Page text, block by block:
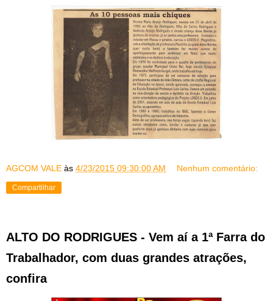
AGCOM VALE às 4/23/2015 09:30:00 AM Nenhum comentário:
Compartilhar
ALTO DO RODRIGUES - Vem aí a 1ª Farra do
Trabalhador, com duas grandes atrações,
confira